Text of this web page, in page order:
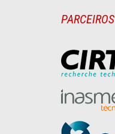
PARCEIROS